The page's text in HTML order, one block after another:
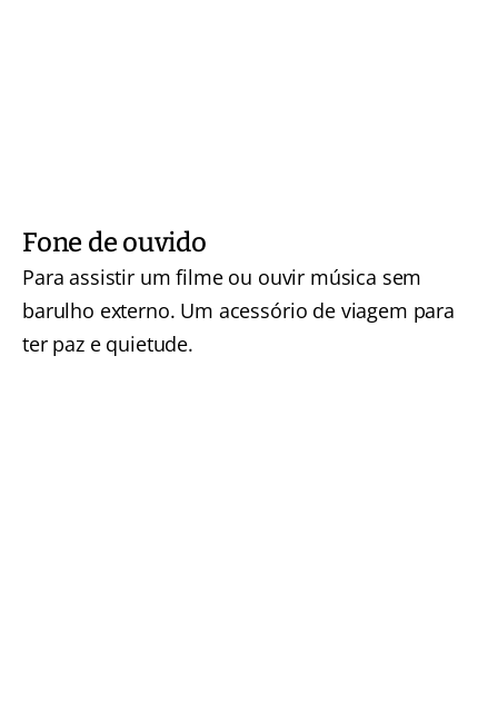
Fone de ouvido
Para assistir um filme ou ouvir música sem
barulho externo. Um acessório de viagem para
ter paz e quietude.